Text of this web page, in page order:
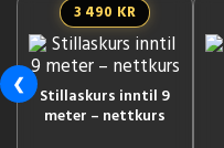
❮
3 490 KR
Stillaskurs inntil 9
meter – nettkurs